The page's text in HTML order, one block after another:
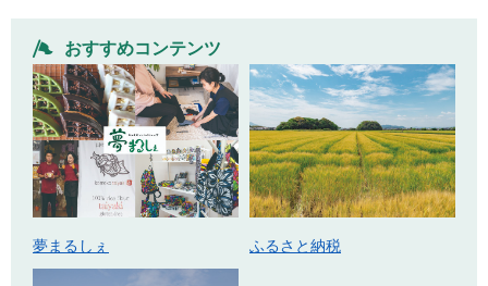
おすすめコンテンツ
夢まるしぇ ふるさと納税